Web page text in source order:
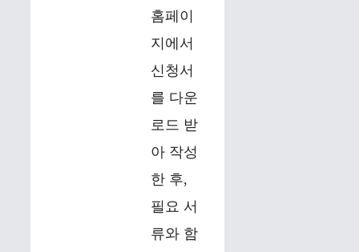
홈페이
지에서
신청서
를 다운
로드 받
아 작성
한 후,
필요 서
류와 함